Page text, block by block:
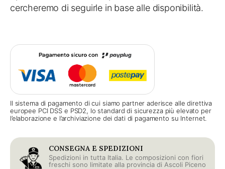
cercheremo di seguirle in base alle disponibilità.
Il sistema di pagamento di cui siamo partner aderisce alle direttiva
europee PCI DSS e PSD2, lo standard di sicurezza più elevato per
l’elaborazione e l’archiviazione dei dati di pagamento su Internet.
CONSEGNA E SPEDIZIONI
Spedizioni in tutta Italia. Le composizioni con fiori
freschi sono limitate alla provincia di Ascoli Piceno